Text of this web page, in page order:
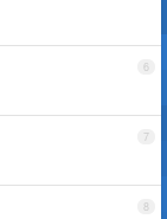
6
7
8